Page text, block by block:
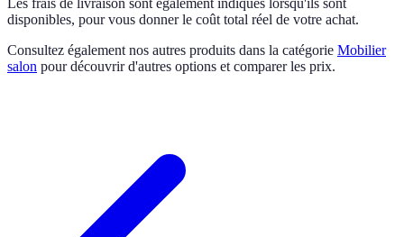
Les frais de livraison sont également indiqués lorsqu'ils sont
disponibles, pour vous donner le coût total réel de votre achat.
Consultez également nos autres produits dans la catégorie Mobilier
salon pour découvrir d'autres options et comparer les prix.